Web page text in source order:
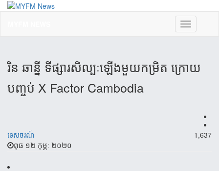
Toggle
navigation
រិន ឆាន្នី ទីផ្សារ​សិល្បៈ​ឡើងមួយកម្រិត ក្រោយ
បញ្ចប់ X Factor Cambodia
1,637
ទេសចរណ៍
ពុធ ១២ កុម្ភៈ ២០២០